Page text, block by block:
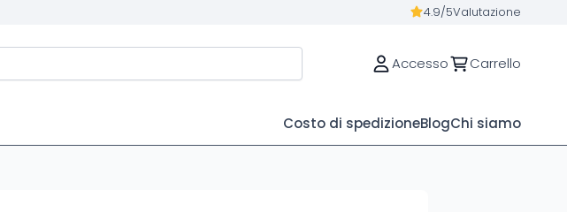
4.9/5Valutazione
Accesso Carrello
Costo di spedizioneBlogChi siamo